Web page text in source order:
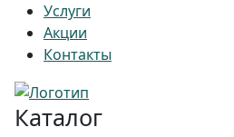
Услуги
Акции
Контакты
Каталог